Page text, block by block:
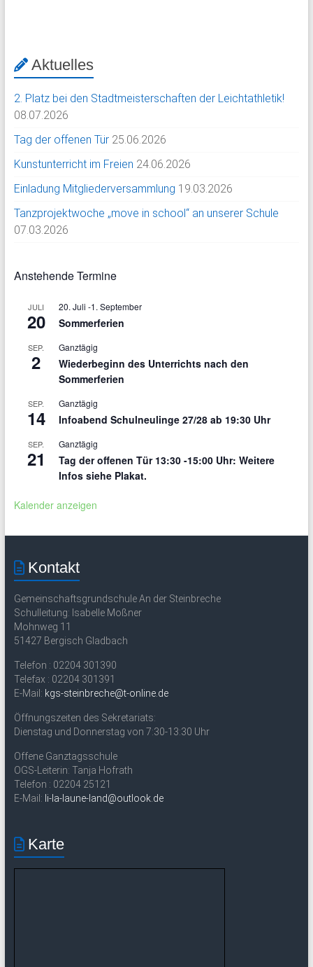
Aktuelles
2. Platz bei den Stadtmeisterschaften der Leichtathletik!
08.07.2026
Tag der offenen Tür 25.06.2026
Kunstunterricht im Freien 24.06.2026
Einladung Mitgliederversammlung 19.03.2026
Tanzprojektwoche „move in school“ an unserer Schule
07.03.2026
Anstehende Termine
JULI
20
20. Juli -1. September
Sommerferien
SEP.
2
Ganztägig
Wiederbeginn des Unterrichts nach den
Sommerferien
SEP.
14
Ganztägig
Infoabend Schulneulinge 27/28 ab 19:30 Uhr
SEP.
21
Ganztägig
Tag der offenen Tür 13:30 -15:00 Uhr: Weitere
Infos siehe Plakat.
Kalender anzeigen
Kontakt
Gemeinschaftsgrundschule An der Steinbreche
Schulleitung: Isabelle Moßner
Mohnweg 11
51427 Bergisch Gladbach
Telefon : 02204 301390
Telefax : 02204 301391
E-Mail: kgs-steinbreche@t-online.de
Öffnungszeiten des Sekretariats:
Dienstag und Donnerstag von 7:30-13:30 Uhr
Offene Ganztagsschule
OGS-Leiterin: Tanja Hofrath
Telefon : 02204 25121
E-Mail: li-la-laune-land@outlook.de
Karte